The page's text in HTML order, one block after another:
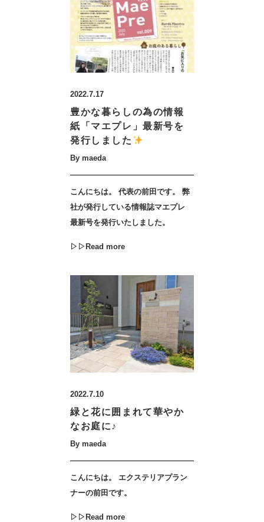
2022.7.17
豊かな暮らしの為の情報
紙「マエプレ」最新号を
発行しました
By maeda
こんにちは。 代表の前田です。 弊
社が発行している情報誌マエプレ
最新号を発行いたしました。
▷▷Read more
2022.7.10
緑と花に囲まれて華やか
なお庭に♪
By maeda
こんにちは。 エクステリアプラン
ナーの前田です。
▷▷Read more